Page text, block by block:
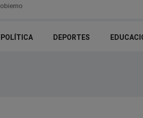
POLÍTICA DEPORTES